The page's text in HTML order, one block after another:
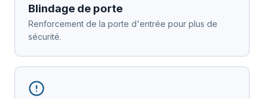
Blindage de porte
Renforcement de la porte d'entrée pour plus de
sécurité.